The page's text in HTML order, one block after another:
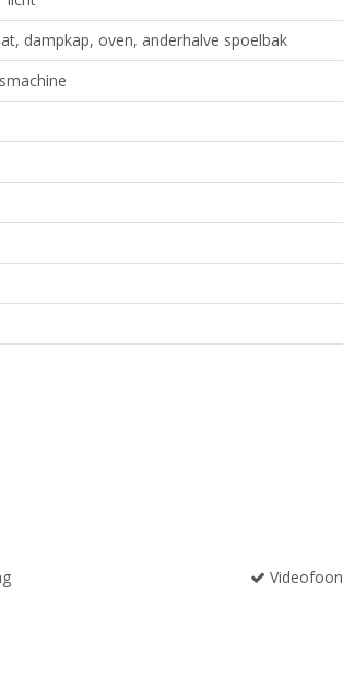
dampkap, oven, anderhalve spoelbak
Videofoon